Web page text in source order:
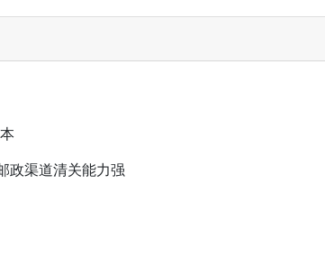
政渠道清关能力强